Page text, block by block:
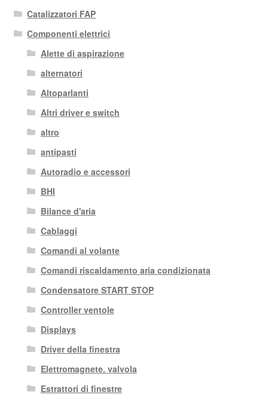
Catalizzatori FAP
Componenti elettrici
Alette di aspirazione
alternatori
Altoparlanti
Altri driver e switch
altro
antipasti
Autoradio e accessori
BHI
Bilance d'aria
Cablaggi
Comandi al volante
Comandi riscaldamento aria condizionata
Condensatore START STOP
Controller ventole
Displays
Driver della finestra
Elettromagnete. valvola
Estrattori di finestre